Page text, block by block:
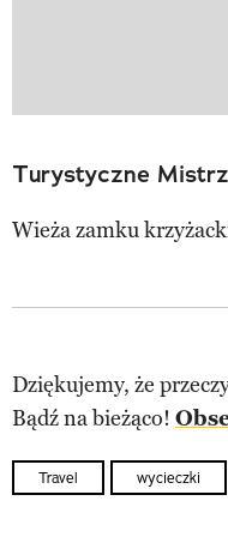
Turystyczne
Wieża zamku
Dziękujemy, że
Bądź na bieżąco!
Travel wycieczki